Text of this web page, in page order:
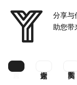
分享与
助您带